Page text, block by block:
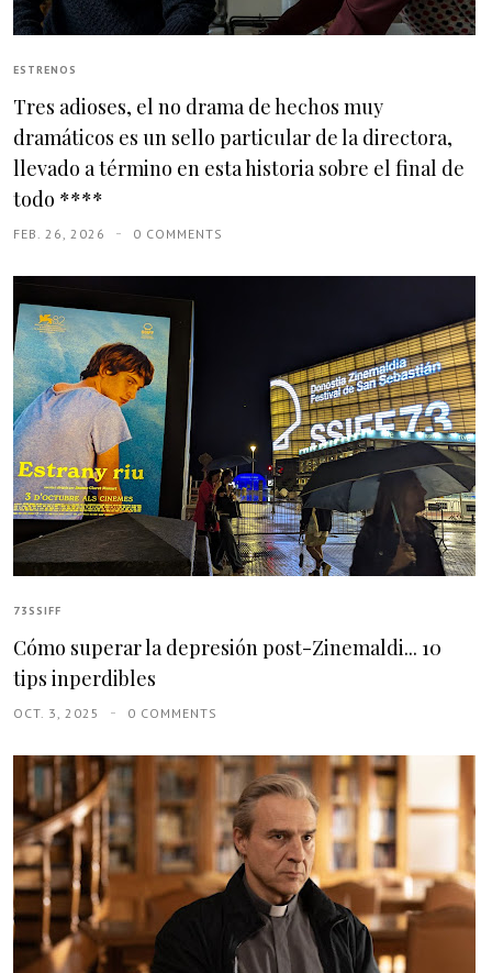
ESTRENOS
Tres adioses, el no drama de hechos muy
dramáticos es un sello particular de la directora,
llevado a término en esta historia sobre el final de
todo ****
FEB. 26, 2026 0 COMMENTS
73SSIFF
Cómo superar la depresión post-Zinemaldi... 10
tips inperdibles
OCT. 3, 2025 0 COMMENTS